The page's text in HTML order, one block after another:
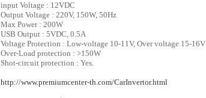
input Voltage : 12VDC
Output Voltage : 220V, 150W, 50Hz
Max Power : 200W
USB Output : 5VDC, 0.5A
Voltage Protection : Low-voltage 10-11V, Over voltage 15-16V
Over-Load protection : >150W
Shot-circuit protection : Yes.
http://www.premiumcenter-th.com/CarInvertor.html